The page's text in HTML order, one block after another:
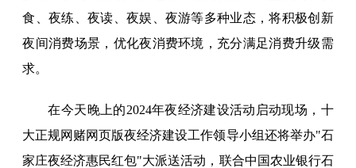
食、夜练、夜读、夜娱、夜游等多种业态，将积极创新
夜间消费场景，优化夜消费环境，充分满足消费升级需
求。
在今天晚上的2024年夜经济建设活动启动现场，十
大正规网赌网页版夜经济建设工作领导小组还将举办"石
家庄夜经济惠民红包"大派送活动，联合中国农业银行石